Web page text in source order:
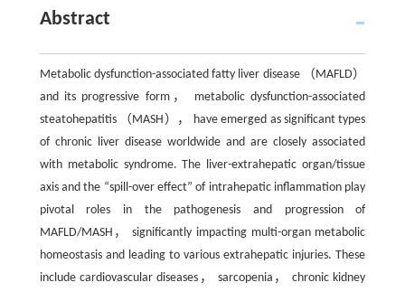
Abstract
Metabolic dysfunction-associated fatty liver disease （MAFLD）
and its progressive form， metabolic dysfunction-associated
steatohepatitis （MASH）， have emerged as significant types
of chronic liver disease worldwide and are closely associated
with metabolic syndrome. The liver-extrahepatic organ/tissue
axis and the “spill-over effect” of intrahepatic inflammation play
pivotal roles in the pathogenesis and progression of
MAFLD/MASH， significantly impacting multi-organ metabolic
homeostasis and leading to various extrahepatic injuries. These
include cardiovascular diseases， sarcopenia， chronic kidney